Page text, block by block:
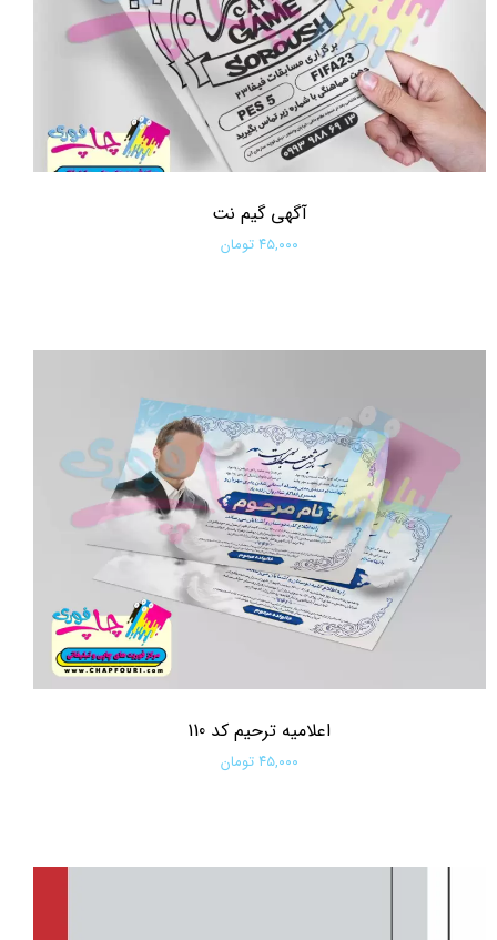
آگهی گیم نت
۴۵,۰۰۰ تومان
اعلامیه ترحیم کد 110
۴۵,۰۰۰ تومان